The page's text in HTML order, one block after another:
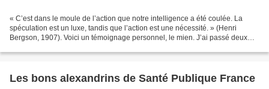
« C’est dans le moule de l’action que notre intelligence a été coulée. La
spéculation est un luxe, tandis que l’action est une nécessité. » (Henri
Bergson, 1907). Voici un témoignage personnel, le mien. J’ai passé deux
Les bons alexandrins de Santé Publique France